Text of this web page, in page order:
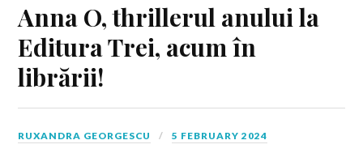
Anna O, thrillerul anului la
Editura Trei, acum în
librării!
RUXANDRA GEORGESCU 5 FEBRUARY 2024